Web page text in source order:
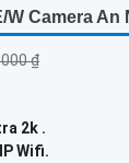
W Camera An
₫
2k .
IP Wifi.